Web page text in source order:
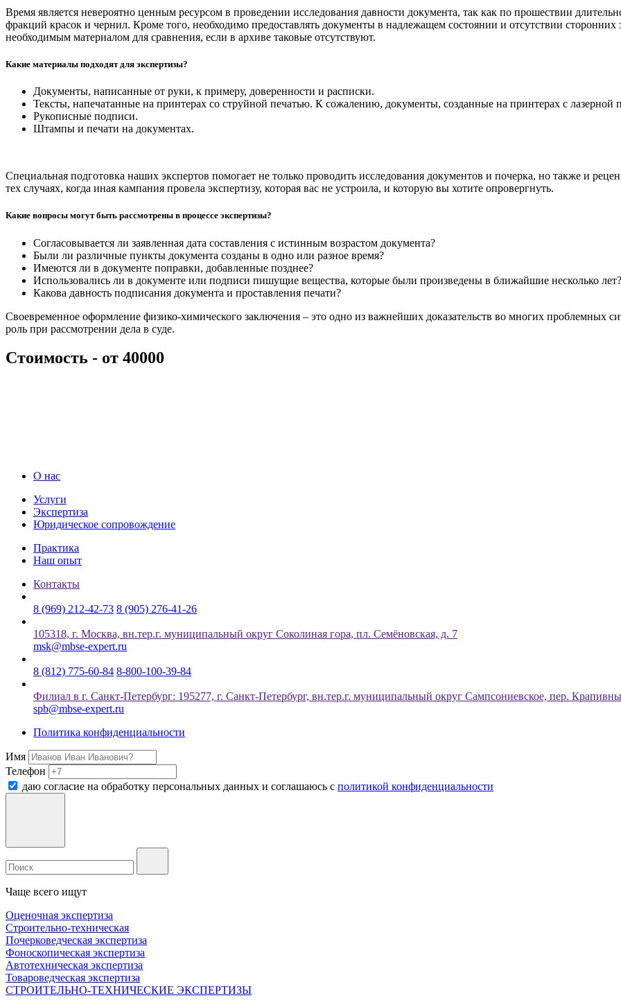
Время является невероятно ценным ресурсом в проведении исследования давности документа, так как по прошествии
фракций красок и чернил. Кроме того, необходимо предоставлять документы в надлежащем состоянии и отсутствии сторонних
необходимым материалом для сравнения, если в архиве таковые отсутствуют.
Какие материалы подходят для экспертизы?
Документы, написанные от руки, к примеру, доверенности и расписки.
Тексты, напечатанные на принтерах со струйной печатью. К сожалению, документы, созданные на принтерах с лазерной
Рукописные подписи.
Штампы и печати на документах.
Специальная подготовка наших экспертов помогает не только проводить исследования документов и почерка, но также и
тех случаях, когда иная кампания провела экспертизу, которая вас не устроила, и которую вы хотите опровергнуть.
Какие вопросы могут быть рассмотрены в процессе экспертизы?
Согласовывается ли заявленная дата составления с истинным возрастом документа?
Были ли различные пункты документа созданы в одно или разное время?
Имеются ли в документе поправки, добавленные позднее?
Использовались ли в документе или подписи пишущие вещества, которые были произведены в ближайшие несколько лет?
Какова давность подписания документа и проставления печати?
Своевременное оформление физико-химического заключения – это одно из важнейших доказательств во многих проблемных
роль при рассмотрении дела в суде.
Стоимость - от 40000
О нас
Услуги
Экспертиза
Юридическое сопровождение
Практика
Наш опыт
Контакты
8 (969) 212-42-73 8 (905) 276-41-26
105318, г. Москва, вн.тер.г. муниципальный округ Соколиная гора, пл. Семёновская, д. 7
msk@mbse-expert.ru
8 (812) 775-60-84 8-800-100-39-84
Филиал в г. Санкт-Петербург: 195277, г. Санкт-Петербург, вн.тер.г. муниципальный округ Сампсониевское, пер.
spb@mbse-expert.ru
Политика конфиденциальности
Имя
Телефон
даю согласие на обработку персональных данных и соглашаюсь c политикой конфиденциальности
Чаще всего ищут
Оценочная экспертиза
Строительно-техническая
Почерковедческая экспертиза
Фоноскопическая экспертиза
Автотехническая экспертиза
Товароведческая экспертиза
СТРОИТЕЛЬНО-ТЕХНИЧЕСКИЕ ЭКСПЕРТИЗЫ